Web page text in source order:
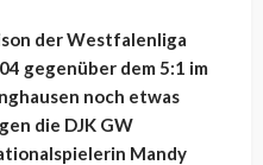
der Westfalenliga
gegenüber dem 5:1 im
noch etwas
die DJK GW
Mandy